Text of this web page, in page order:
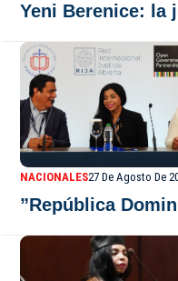
Yeni Berenice: la
NACIONALES27 De Agosto De
”República